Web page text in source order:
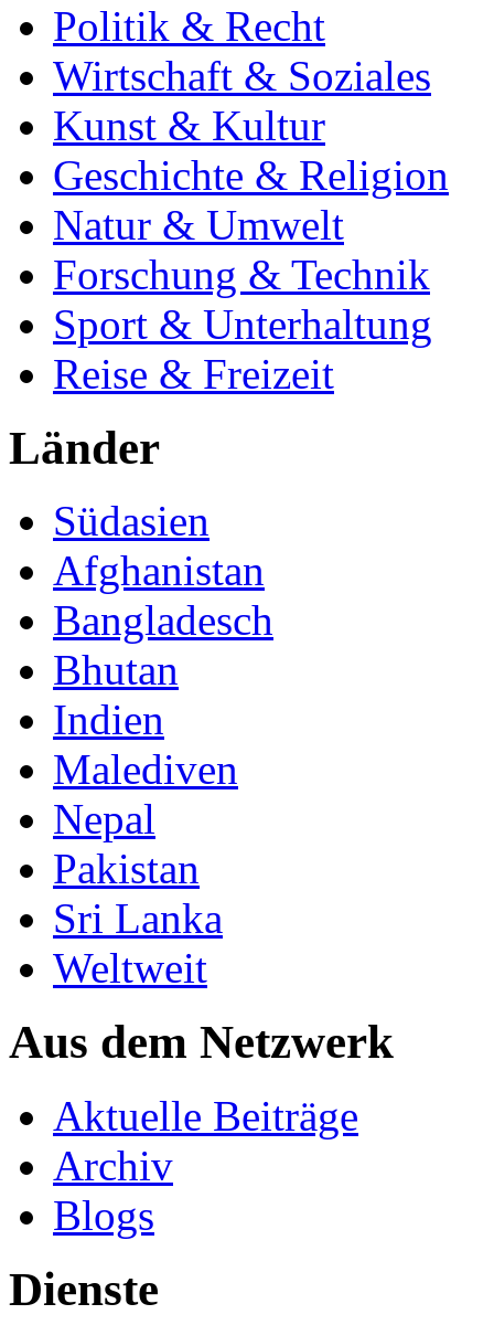
Politik & Recht
Wirtschaft & Soziales
Kunst & Kultur
Geschichte & Religion
Natur & Umwelt
Forschung & Technik
Sport & Unterhaltung
Reise & Freizeit
Länder
Südasien
Afghanistan
Bangladesch
Bhutan
Indien
Malediven
Nepal
Pakistan
Sri Lanka
Weltweit
Aus dem Netzwerk
Aktuelle Beiträge
Archiv
Blogs
Dienste